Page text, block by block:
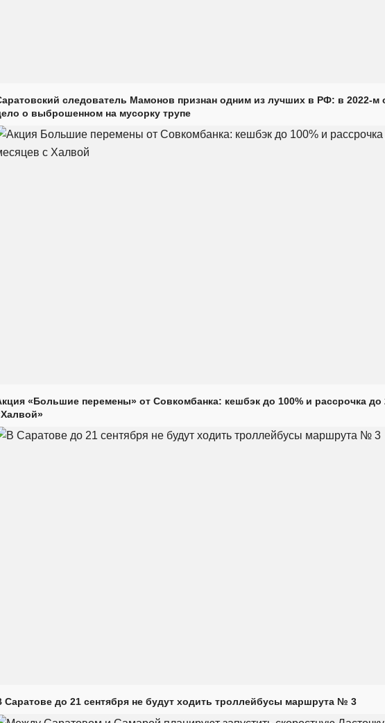
следователь Мамонов признан одним из лучших в РФ: в 2022-м
о выброшенном на мусорку трупе
«Большие перемены» от Совкомбанка: кешбэк до 100% и рассрочка до
Саратове до 21 сентября не будут ходить троллейбусы маршрута № 3